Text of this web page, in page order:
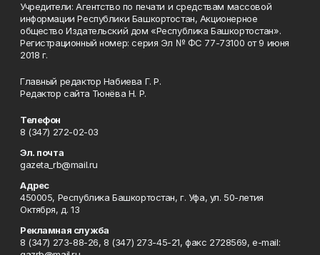
Учредители: Агентство по печати и средствам массовой
информации Республики Башкортостан, Акционерное
общество Издательский дом «Республика Башкортостан».
Регистрационный номер: серия Эл № ФС 77-73100 от 9 июня
2018 г.
Главный редактор Набиева Г. Р.
Редактор сайта Тюнёва Н. Р.
Телефон
8 (347) 272-02-03
Эл. почта
gazeta_rb@mail.ru
Адрес
450005, Республика Башкортостан, г. Уфа, ул. 50-летия
Октября, д. 13
Рекламная служба
8 (347) 273-88-26, 8 (347) 273-45-21, факс 2728569, e-mail: